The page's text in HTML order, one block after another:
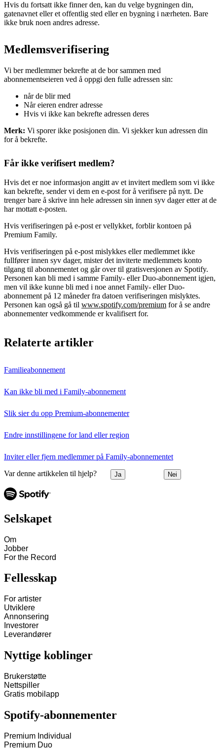
Hvis du fortsatt ikke finner den, kan du velge bygningen din,
gatenavnet eller et offentlig sted eller en bygning i nærheten. Bare
ikke bruk noen andres adresse.
Medlemsverifisering
Vi ber medlemmer bekrefte at de bor sammen med
abonnementseieren ved å oppgi den fulle adressen sin:
når de blir med
Når eieren endrer adresse
Hvis vi ikke kan bekrefte adressen deres
Merk: Vi sporer ikke posisjonen din. Vi sjekker kun adressen din
for å bekrefte.
Får ikke verifisert medlem?
Hvis det er noe informasjon angitt av et invitert medlem som vi ikke
kan bekrefte, sender vi dem en e-post for å verifisere på nytt. De
trenger bare å skrive inn hele adressen sin innen syv dager etter at de
har mottatt e-posten.
Hvis verifiseringen på e-post er vellykket, forblir kontoen på
Premium Family.
Hvis verifiseringen på e-post mislykkes eller medlemmet ikke
fullfører innen syv dager, mister det inviterte medlemmets konto
tilgang til abonnementet og går over til gratisversjonen av Spotify.
Personen kan bli med i samme Family- eller Duo-abonnement igjen,
men vil ikke kunne bli med i noe annet Family- eller Duo-
abonnement på 12 måneder fra datoen verifiseringen mislyktes.
Personen kan også gå til www.spotify.com/premium for å se andre
abonnementer vedkommende er kvalifisert for.
Relaterte artikler
Familieabonnement
Kan ikke bli med i Family-abonnement
Slik sier du opp Premium-abonnementer
Endre innstillingene for land eller region
Inviter eller fjern medlemmer på Family‑abonnementet
Var denne artikkelen til hjelp? Ja Nei
Selskapet
Om
Jobber
For the Record
Fellesskap
For artister
Utviklere
Annonsering
Investorer
Leverandører
Nyttige koblinger
Brukerstøtte
Nettspiller
Gratis mobilapp
Spotify-abonnementer
Premium Individual
Premium Duo